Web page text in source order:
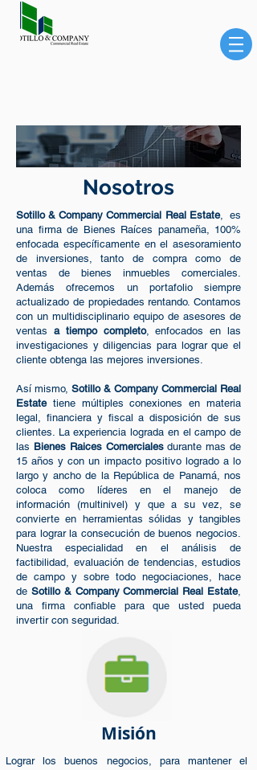
Sotillo & Company Commercial Real Estate, es
una firma de Bienes Raíces panameña, 100%
enfocada específicamente en el asesoramiento
de inversiones, tanto de compra como de
ventas de bienes inmuebles comerciales.
Además ofrecemos un portafolio siempre
actualizado de propiedades rentando. Contamos
con un multidisciplinario equipo de asesores de
ventas a tiempo completo, enfocados en las
investigaciones y diligencias para lograr que el
cliente obtenga las mejores inversiones.
Así mismo, Sotillo & Company Commercial Real
Estatetiene múltiples conexiones en materia
legal, financiera y fiscal a disposición de sus
clientes. La experiencia lograda en el campo de
las Bienes Raices Comercialesdurante mas de
15 años y con un impacto positivo logrado a lo
largo y ancho de la República de Panamá, nos
coloca como líderes en el manejo de
información (multinivel) y que a su vez, se
convierte en herramientas sólidas y tangibles
para lograr la consecución de buenos negocios.
Nuestra especialidad en el análisis de
factibilidad, evaluación de tendencias, estudios
de campo y sobre todo negociaciones, hace
de Sotillo & Company Commercial Real Estate,
una firma confiable para que usted pueda
invertir con seguridad.
Nosotros
Misión
Lograr los buenos negocios, para mantener el